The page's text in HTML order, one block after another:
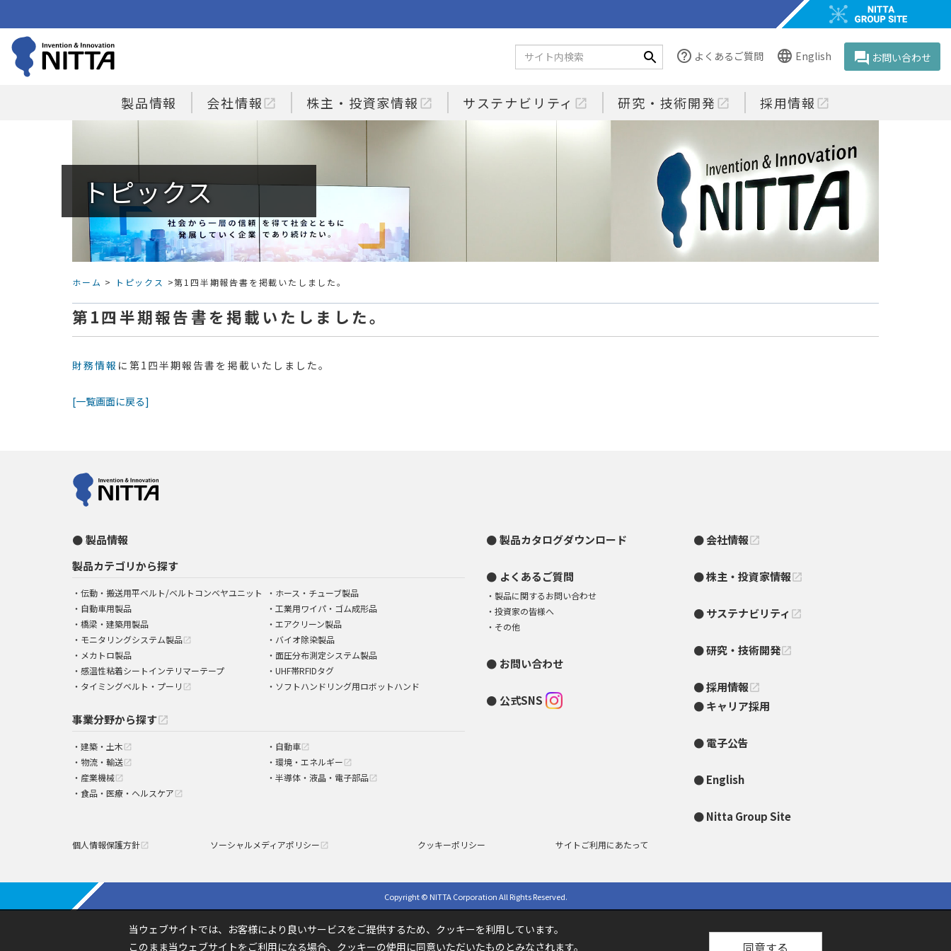
製品情報 会社情報 open_in_new 株主・投資家情報 open_in_new サステナビリティ open_in_new 研究・技術開発 open_in_new 採用情報 open_in_new
help_outline よくあるご質問 language English question_answer お問い合わせ
トピックス
ホーム > トピックス >第1四半期報告書を掲載いたしました。
第1四半期報告書を掲載いたしました。
財務情報 に第1四半期報告書を掲載いたしました。
[一覧画面に戻る]
製品情報
製品カテゴリから探す
伝動・搬送用平ベルト/ベルトコンベヤユニット
ホース・チューブ製品
自動車用製品
工業用ワイパ・ゴム成形品
橋梁・建築用製品
エアクリーン製品
モニタリングシステム製品 open_in_new
バイオ除染製品
メカトロ製品
面圧分布測定システム製品
感温性粘着シートインテリマーテープ
UHF帯RFIDタグ
タイミングベルト・プーリ open_in_new ソフトハンドリング用ロボットハンド
事業分野から探すopen_in_new
建築・土木 open_in_new 自動車open_in_new
物流・輸送 open_in_new 環境・エネルギー open_in_new
産業機械 open_in_new 半導体・液晶・電子部品open_in_new
食品・医療・ヘルスケア open_in_new
製品カタログダウンロード
よくあるご質問
製品に関するお問い合わせ
投資家の皆様へ
その他
お問い合わせ
公式SNS
会社情報open_in_new
株主・投資家情報open_in_new
サステナビリティ open_in_new
研究・技術開発open_in_new
採用情報open_in_new
キャリア採用
電子公告
English
Nitta Group Site
個人情報保護方針 open_in_new ソーシャルメディアポリシー open_in_new クッキーポリシー サイトご利用にあたって
Copyright © NITTA Corporation All Rights Reserved.
当ウェブサイトでは、お客様により良いサービスをご提供するため、クッキーを利用しています。
このまま当ウェブサイトをご利用になる場合、クッキーの使用に同意いただいたものとみなされます。
同意する